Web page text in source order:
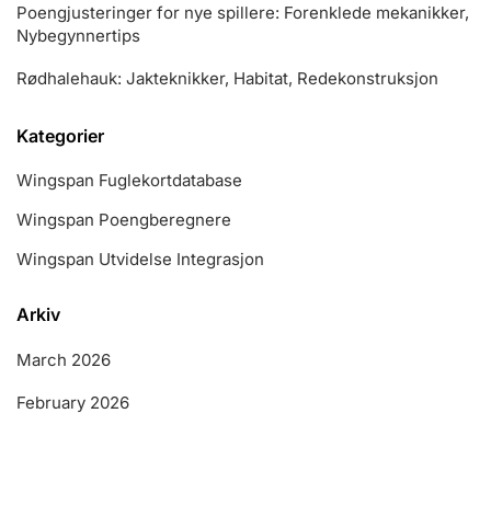
Poengjusteringer for nye spillere: Forenklede mekanikker,
Nybegynnertips
Rødhalehauk: Jakteknikker, Habitat, Redekonstruksjon
Kategorier
Wingspan Fuglekortdatabase
Wingspan Poengberegnere
Wingspan Utvidelse Integrasjon
Arkiv
March 2026
February 2026